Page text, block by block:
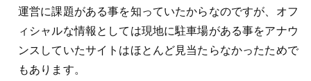
運営に課題がある事を知っていたからなのですが、オフ
ィシャルな情報としては現地に駐車場がある事をアナウ
ンスしていたサイトはほとんど見当たらなかったためで
もあります。